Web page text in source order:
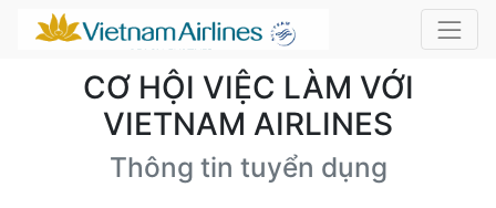
CƠ HỘI VIỆC LÀM VỚI
VIETNAM AIRLINES
Thông tin tuyển dụng